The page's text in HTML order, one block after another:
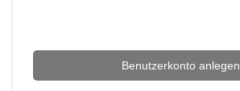
Benutzerkonto anlegen